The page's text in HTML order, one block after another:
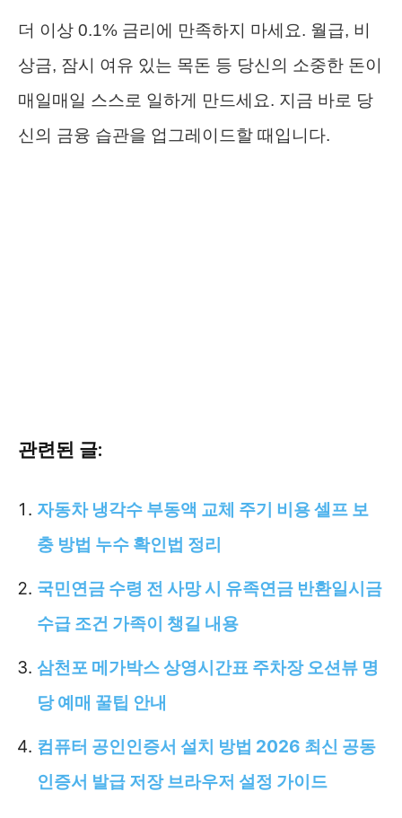
더 이상 0.1% 금리에 만족하지 마세요. 월급, 비
상금, 잠시 여유 있는 목돈 등 당신의 소중한 돈이
매일매일 스스로 일하게 만드세요. 지금 바로 당
신의 금융 습관을 업그레이드할 때입니다.
관련된 글:
자동차 냉각수 부동액 교체 주기 비용 셀프 보
충 방법 누수 확인법 정리
국민연금 수령 전 사망 시 유족연금 반환일시금
수급 조건 가족이 챙길 내용
삼천포 메가박스 상영시간표 주차장 오션뷰 명
당 예매 꿀팁 안내
컴퓨터 공인인증서 설치 방법 2026 최신 공동
인증서 발급 저장 브라우저 설정 가이드